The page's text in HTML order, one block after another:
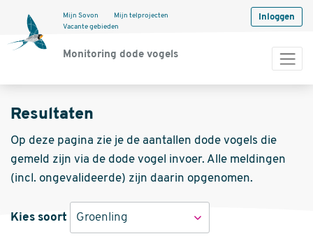
Monitoring dode vogels
Mijn Sovon
Mijn telprojecten
Vacante gebieden
Inloggen
Resultaten
Op deze pagina zie je de aantallen dode vogels die
gemeld zijn via de dode vogel invoer. Alle meldingen
(incl. ongevalideerde) zijn daarin opgenomen.
Kies soort Groenling